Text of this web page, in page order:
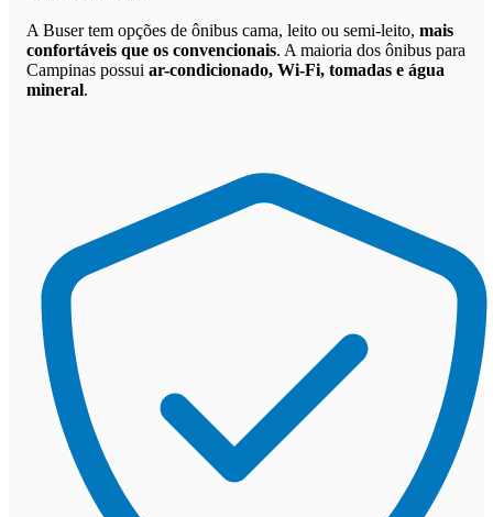
A Buser tem opções de ônibus cama, leito ou semi-leito, mais
confortáveis que os convencionais. A maioria dos ônibus para
Campinas possui ar-condicionado, Wi-Fi, tomadas e água
mineral.